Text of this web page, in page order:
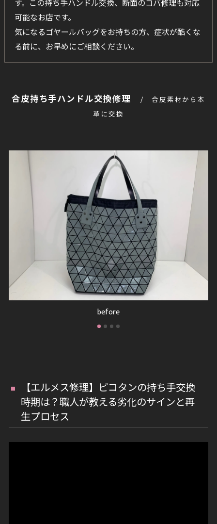
す。この持ち手ハンドル交換、断面のコバ修理も対応
可能なお店です。
気になるゴヤールバッグをお持ちの方、症状が酷くな
る前に、お早めにご相談ください。
合皮持ち手ハンドル交換修理
合皮素材から本
革に交換
before
【エルメス修理】ピコタンの持ち手交換
時期は？職人が教える劣化のサインと再
生プロセス